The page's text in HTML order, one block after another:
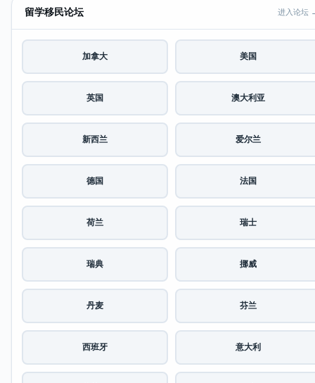
留学移民论坛 进入论坛
加拿大 美国
英国 澳大利亚
新西兰 爱尔兰
德国 法国
荷兰 瑞士
瑞典 挪威
丹麦 芬兰
西班牙 意大利